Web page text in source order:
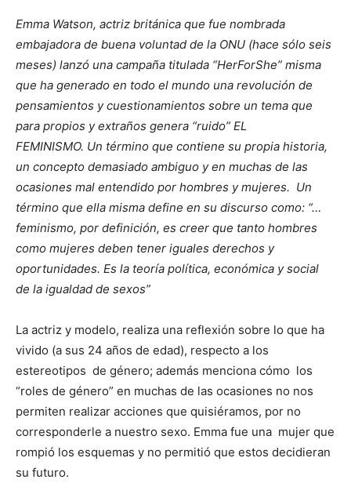
Emma Watson, actriz británica que fue nombrada
embajadora de buena voluntad de la ONU (hace sólo seis
meses) lanzó una campaña titulada “HerForShe” misma
que ha generado en todo el mundo una revolución de
pensamientos y cuestionamientos sobre un tema que
para propios y extraños genera “ruido” EL
FEMINISMO. Un término que contiene su propia historia,
un concepto demasiado ambiguo y en muchas de las
ocasiones mal entendido por hombres y mujeres. Un
término que ella misma define en su discurso como: “…
feminismo, por definición, es creer que tanto hombres
como mujeres deben tener iguales derechos y
oportunidades. Es la teoría política, económica y social
de la igualdad de sexos”
La actriz y modelo, realiza una reflexión sobre lo que ha
vivido (a sus 24 años de edad), respecto a los
estereotipos de género; además menciona cómo los
“roles de género” en muchas de las ocasiones no nos
permiten realizar acciones que quisiéramos, por no
corresponderle a nuestro sexo. Emma fue una mujer que
rompió los esquemas y no permitió que estos decidieran
su futuro.